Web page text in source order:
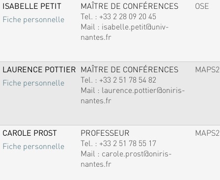
ISABELLE PETIT
Fiche personnelle
MAÎTRE DE CONFÉRENCES
Tel. : +33 2 28 09 20 45
Mail : isabelle.petit@univ-
nantes.fr
OSE
LAURENCE POTTIER
Fiche personnelle
MAÎTRE DE CONFÉRENCES
Tel. : +33 2 51 78 54 82
Mail : laurence.pottier@oniris-
nantes.fr
MAPS2
CAROLE PROST
Fiche personnelle
PROFESSEUR
Tel. : +33 2 51 78 55 17
Mail : carole.prost@oniris-
nantes.fr
MAPS2